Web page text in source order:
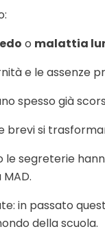
o malattia
e le assenze
spesso già
brevi si
le segreterie
in passato
della scuola.